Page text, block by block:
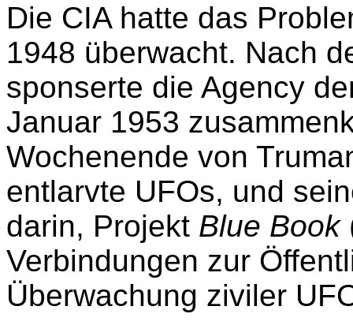
Die CIA hatte das
1948 überwacht. Nach
sponserte die Agency
Januar 1953
Wochenende von
entlarvte UFOs, und
darin, Projekt Blue Book
Verbindungen zur
Überwachung ziviler